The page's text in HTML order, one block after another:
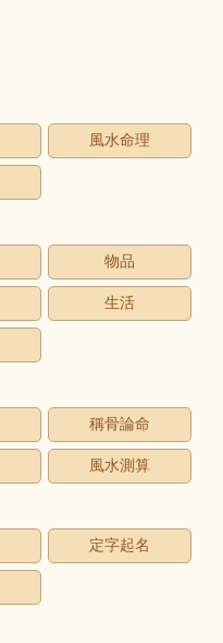
風水命理
物品
生活
稱骨論命
風水測算
定字起名